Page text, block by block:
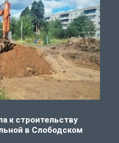
к строительству
в Слободском